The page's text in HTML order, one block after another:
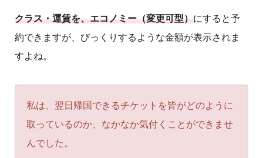
クラス・運賃を、エコノミー（変更可型）にすると予
約できますが、びっくりするような金額が表示されま
すよね。
私は、翌日帰国できるチケットを皆がどのように
取っているのか、なかなか気付くことができませ
んでした。